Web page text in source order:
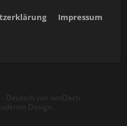
Impressum
- Deutsch von xenDach
Design.